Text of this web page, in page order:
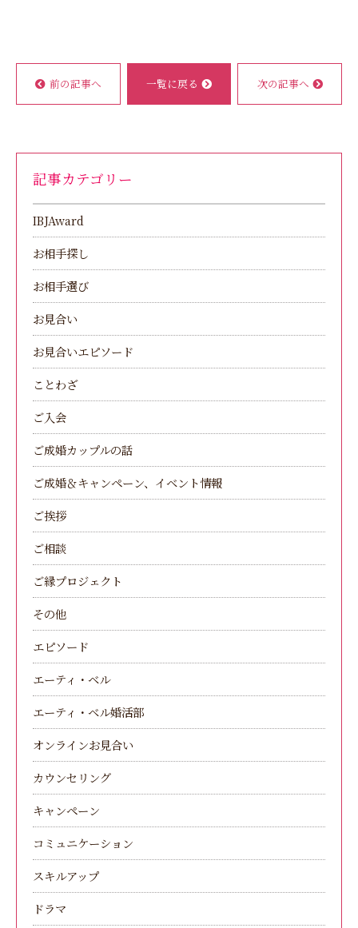
前の記事へ 一覧に戻る 次の記事へ
記事カテゴリー
IBJAward
お相手探し
お相手選び
お見合い
お見合いエピソード
ことわざ
ご入会
ご成婚カップルの話
ご成婚＆キャンペーン、イベント情報
ご挨拶
ご相談
ご縁プロジェクト
その他
エピソード
エーティ・ベル
エーティ・ベル婚活部
オンラインお見合い
カウンセリング
キャンペーン
コミュニケーション
スキルアップ
ドラマ